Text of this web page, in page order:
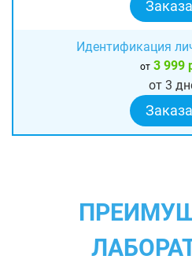
Идентификация
от 3 999
от 3